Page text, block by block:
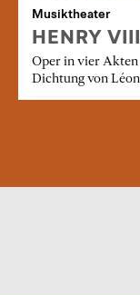
Musiktheater
HENRY
Oper in vier Akten
Dichtung von